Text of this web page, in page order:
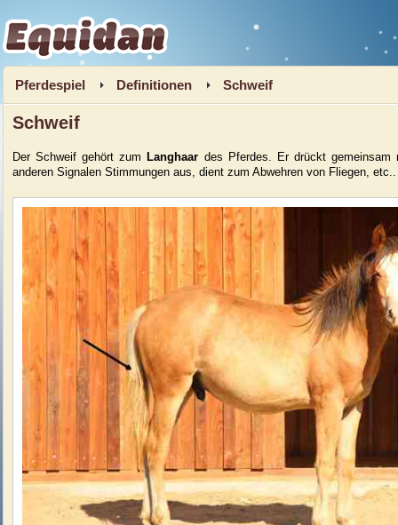
Equidan
Pferdespiel Definitionen Schweif
Schweif
Der Schweif gehört zum Langhaar des Pferdes. Er drückt gemeinsam
anderen Signalen Stimmungen aus, dient zum Abwehren von Fliegen, etc..